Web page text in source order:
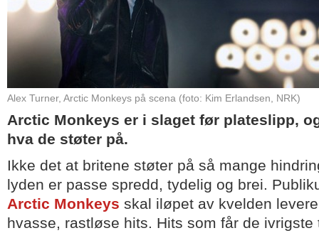
Alex Turner, Arctic Monkeys på scena (foto: Kim Erlandsen, NRK)
Arctic Monkeys er i slaget før plateslipp,
hva de støter på.
Ikke det at britene støter på så mange
lyden er passe spredd, tydelig og brei.
Arctic Monkeys skal iløpet av kvelden
hvasse, rastløse hits. Hits som får de